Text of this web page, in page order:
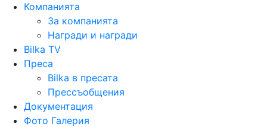
Компанията
За компанията
Награди и награди
Bilka TV
Преса
Bilka в пресата
Прессъобщения
Документация
Фото Галерия